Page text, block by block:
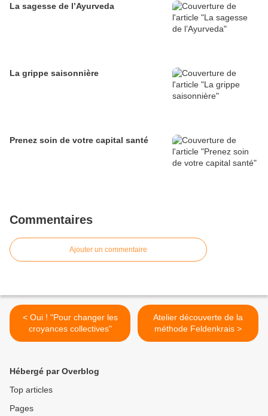
La sagesse de l’Ayurveda
La grippe saisonnière
Prenez soin de votre capital santé
Commentaires
Ajouter un commentaire
< Oui ! "Pour changer les
croyances collectives"
Atelier découverte de la
méthode Feldenkrais >
Hébergé par Overblog
Top articles
Pages